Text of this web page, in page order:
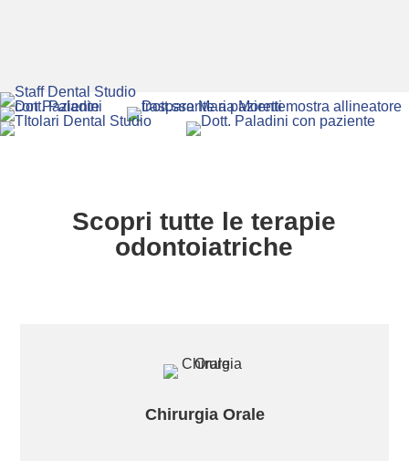
Scopri tutte le terapie
odontoiatriche
Chirurgia Orale